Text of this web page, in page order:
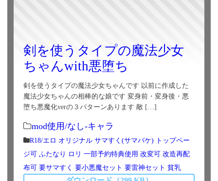
剣を使うタイプの魔法少女
ちゃんwith悪堕ち
剣を使うタイプの魔法少女ちゃんです 以前に作成した
魔法少女ちゃんの相棒的な娘です 変身前・変身後・悪
堕ち悪魔化verの３パターンあります 敵 […]
mod使用/なし-キャラ
R18/エロ オリジナル サマすく(サマバケ)
トップペー
ジ可 ふたなり ロリ 一部予約特典使用 改変可 改造再配
布可 要サマすく 要小悪魔セット 要雷神セット 貧乳